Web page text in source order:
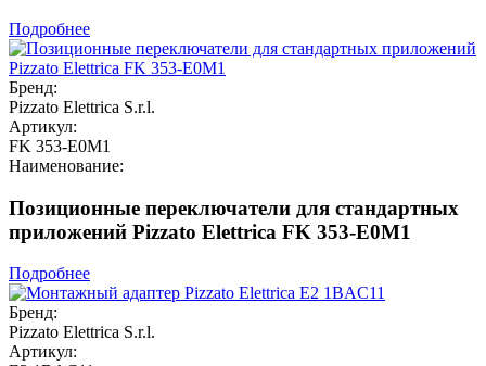
Подробнее
Бренд:
Pizzato Elettrica S.r.l.
Артикул:
FK 353-E0M1
Наименование:
Позиционные переключатели для стандартных
приложений Pizzato Elettrica FK 353-E0M1
Подробнее
Бренд:
Pizzato Elettrica S.r.l.
Артикул: